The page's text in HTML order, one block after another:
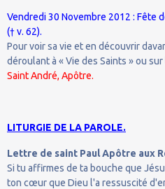
Vendredi 30 Novembre 2012 : Fête
(† v. 62).
Pour voir sa vie et en découvrir
déroulant à « Vie des Saints » ou
Saint André, Apôtre.
LITURGIE DE LA PAROLE.
Lettre de saint Paul Apôtre aux
Si tu affirmes de ta bouche que
ton cœur que Dieu l'a ressuscité